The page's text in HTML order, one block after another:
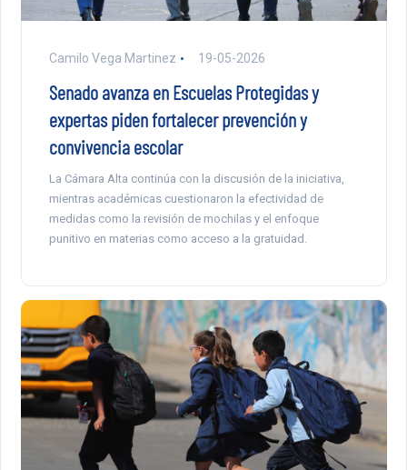
Camilo Vega Martinez 19-05-2026
Senado avanza en Escuelas Protegidas y
expertas piden fortalecer prevención y
convivencia escolar
La Cámara Alta continúa con la discusión de la iniciativa,
mientras académicas cuestionaron la efectividad de
medidas como la revisión de mochilas y el enfoque
punitivo en materias como acceso a la gratuidad.